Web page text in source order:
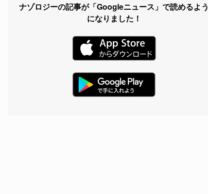
ナゾロジーの記事が「Googleニュース」で読めるよう
になりました！